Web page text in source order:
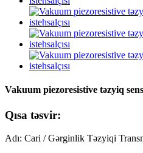
Vakuum piezoresistive təzyiq
Qısa təsvir:
Adı: Cari / Gərginlik Təzyiqi